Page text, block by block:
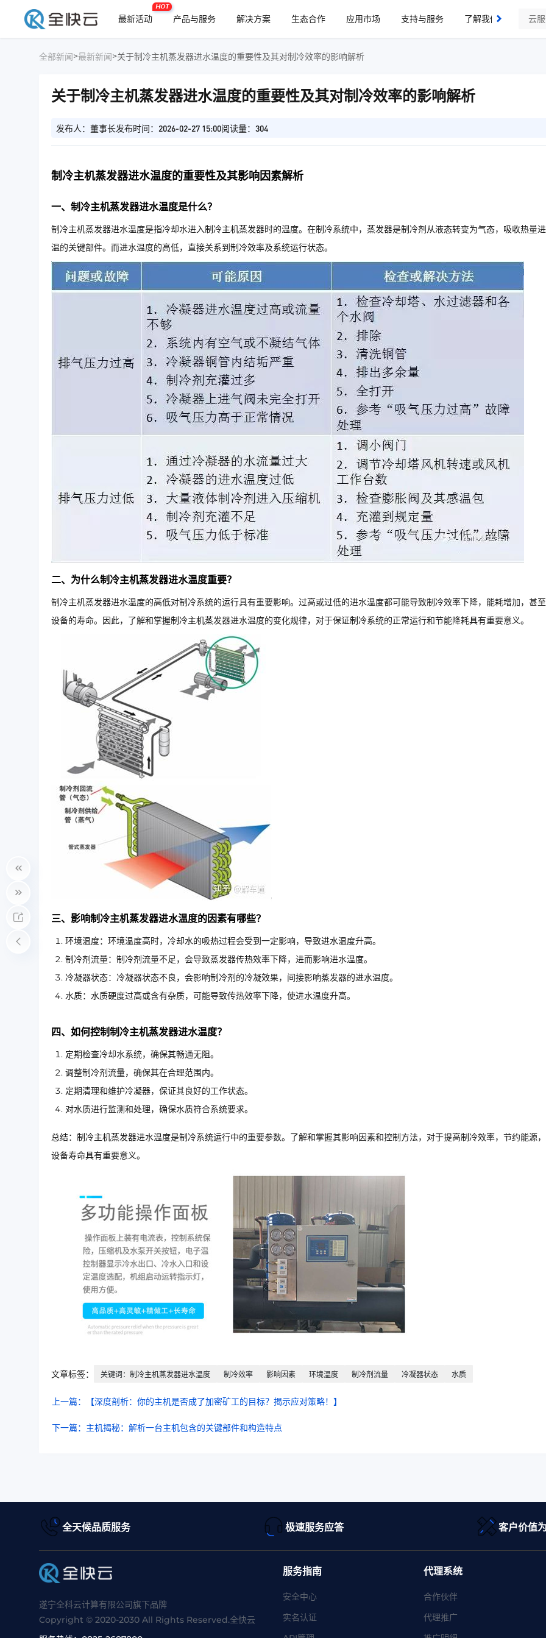
最新活动
HOT
产品与服务 解决方案 生态合作 应用市场 支持与服务 了解我们
全部新闻>最新新闻>关于制冷主机蒸发器进水温度的重要性及其对制冷效率的影响解析
关于制冷主机蒸发器进水温度的重要性及其对制冷效率的影响解析
发布人：董事长发布时间：2026-02-27 15:00阅读量：304
制冷主机蒸发器进水温度的重要性及其影响因素解析
一、制冷主机蒸发器进水温度是什么？
制冷主机蒸发器进水温度是指冷却水进入制冷主机蒸发器时的温度。在制冷系统中，蒸发器是制冷剂从液态转变为气态，吸收热量
温的关键部件。而进水温度的高低，直接关系到制冷效率及系统运行状态。
二、为什么制冷主机蒸发器进水温度重要？
制冷主机蒸发器进水温度的高低对制冷系统的运行具有重要影响。过高或过低的进水温度都可能导致制冷效率下降，能耗增加，甚
设备的寿命。因此，了解和掌握制冷主机蒸发器进水温度的变化规律，对于保证制冷系统的正常运行和节能降耗具有重要意义。
三、影响制冷主机蒸发器进水温度的因素有哪些？
环境温度：环境温度高时，冷却水的吸热过程会受到一定影响，导致进水温度升高。
制冷剂流量：制冷剂流量不足，会导致蒸发器传热效率下降，进而影响进水温度。
冷凝器状态：冷凝器状态不良，会影响制冷剂的冷凝效果，间接影响蒸发器的进水温度。
水质：水质硬度过高或含有杂质，可能导致传热效率下降，使进水温度升高。
四、如何控制制冷主机蒸发器进水温度？
定期检查冷却水系统，确保其畅通无阻。
调整制冷剂流量，确保其在合理范围内。
定期清理和维护冷凝器，保证其良好的工作状态。
对水质进行监测和处理，确保水质符合系统要求。
总结：制冷主机蒸发器进水温度是制冷系统运行中的重要参数。了解和掌握其影响因素和控制方法，对于提高制冷效率，节约能源
设备寿命具有重要意义。
文章标签： 关键词：制冷主机蒸发器进水温度 制冷效率 影响因素 环境温度 制冷剂流量 冷凝器状态 水质
上一篇：【深度剖析：你的主机是否成了加密矿工的目标？揭示应对策略！】
下一篇：主机揭秘：解析一台主机包含的关键部件和构造特点
全天候品质服务 极速服务应答 客户价值
遂宁全科云计算有限公司旗下品牌
Copyright © 2020-2030 All Rights Reserved.全快云
服务指南
安全中心
实名认证
代理系统
合作伙伴
代理推广